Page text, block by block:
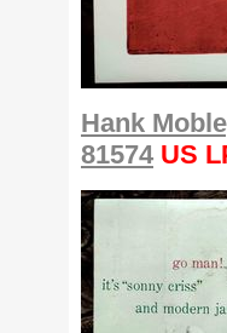
Hank
81574 US